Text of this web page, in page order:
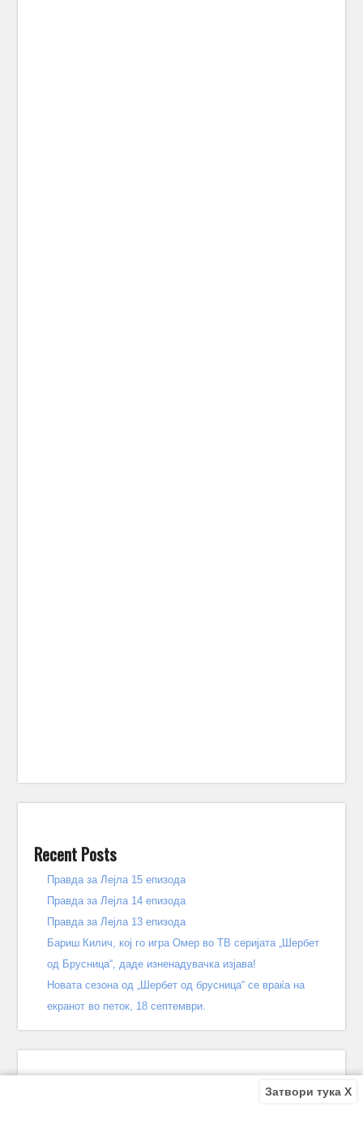
Recent Posts
Правда за Лејла 15 епизода
Правда за Лејла 14 епизода
Правда за Лејла 13 епизода
Бариш Килич, кој го игра Омер во ТВ серијата „Шербет
од Брусница“, даде изненадувачка изјава!
Новата сезона од „Шербет од брусница“ се враќа на
екранот во петок, 18 септември.
Затвори тука X